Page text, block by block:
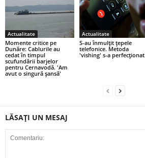
Actualitate
Momente critice pe
Dunăre: Cablurile au
cedat în timpul
scufundării barjelor
pentru Cernavodă. 'Am
avut o singură șansă'
Actualitate
S-au înmulțit țepele
telefonice. Metoda
'vishing' s-a perfecționat
LĂSAȚI UN MESAJ